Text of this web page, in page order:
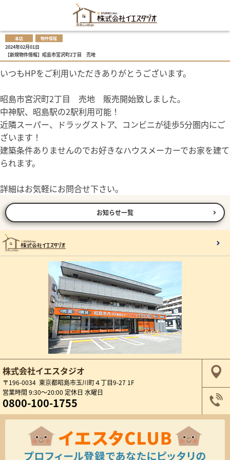
本店 物件情報
2024年02月01日
【新規物件情報】昭島市宮沢町2丁目 売地
いつもHPをご利用いただきありがとうございます。
昭島市宮沢町2丁目 売地 販売開始致しました。
中神駅、昭島駅の2駅利用可能！
近隣スーパー、ドラッグストア、コンビニが徒歩5分圏内にご
ざいます！
建築条件ありませんのでお好きなハウスメーカーでお家を建て
られます。
詳細はお気軽にお問合せ下さい。
お知らせ一覧
株式会社イエスタジオ
〒196-0034 東京都昭島市玉川町４丁目9-27 1F
営業時間 9:30～20:00 定休日 水曜日
0800-100-1755